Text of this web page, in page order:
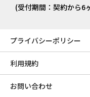
(受付期間：契約から6
プライバシーポリシー
利用規約
お問い合わせ